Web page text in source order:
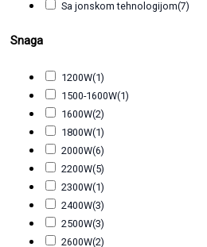
Sa jonskom tehnologijom(7)
Snaga
1200W(1)
1500-1600W(1)
1600W(2)
1800W(1)
2000W(6)
2200W(5)
2300W(1)
2400W(3)
2500W(3)
2600W(2)